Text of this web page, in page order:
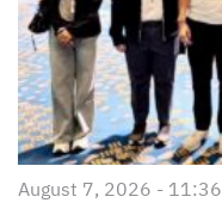
August 7, 2026 - 11:36